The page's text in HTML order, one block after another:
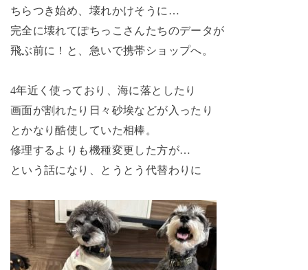
ちらつき始め、壊れかけそうに…
完全に壊れてぽちっこさんたちのデータが
飛ぶ前に！と、急いで携帯ショップへ。
4年近く使っており、海に落としたり
画面が割れたり日々砂埃などが入ったり
とかなり酷使していた相棒。
修理するよりも機種変更した方が…
という話になり、とうとう代替わりに